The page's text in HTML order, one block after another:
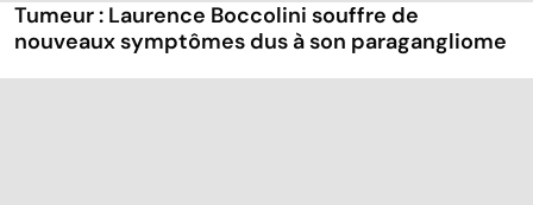
Tumeur : Laurence Boccolini souffre de
nouveaux symptômes dus à son paragangliome